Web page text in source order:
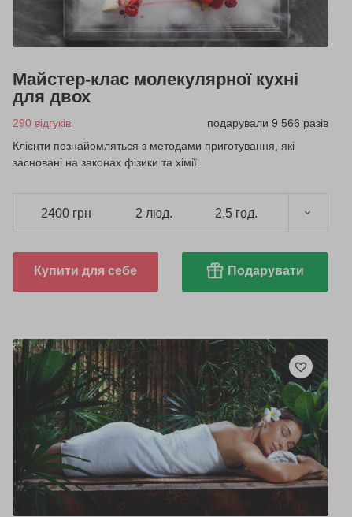
Майстер-клас молекулярної кухні
для двох
290 відгуків
подарували 9 566 разів
Клієнти познайомляться з методами приготування, які
засновані на законах фізики та хімії.
2400 грн 2 люд. 2,5 год.
Купити для себе Подарувати